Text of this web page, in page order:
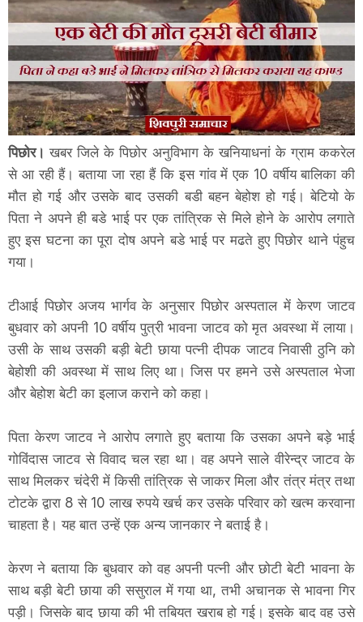
पिछोर। खबर जिले के पिछोर अनुविभाग के खनियाधनां के ग्राम ककरेल
से आ रही हैं। बताया जा रहा हैं कि इस गांव में एक 10 वर्षीय बालिका की
मौत हो गई और उसके बाद उसकी बडी बहन बेहोश हो गई। बेटियो के
पिता ने अपने ही बडे भाई पर एक तांत्रिक से मिले होने के आरोप लगाते
हुए इस घटना का पूरा दोष अपने बडे भाई पर मढते हुए पिछोर थाने पंहुच
गया।
टीआई पिछोर अजय भार्गव के अनुसार पिछोर अस्पताल में केरण जाटव
बुधवार को अपनी 10 वर्षीय पुत्री भावना जाटव को मृत अवस्था में लाया।
उसी के साथ उसकी बड़ी बेटी छाया पत्नी दीपक जाटव निवासी ठुनि को
बेहोशी की अवस्था में साथ लिए था। जिस पर हमने उसे अस्पताल भेजा
और बेहोश बेटी का इलाज कराने को कहा।
पिता केरण जाटव ने आरोप लगाते हुए बताया कि उसका अपने बड़े भाई
गोविंदास जाटव से विवाद चल रहा था। वह अपने साले वीरेन्द्र जाटव के
साथ मिलकर चंदेरी में किसी तांत्रिक से जाकर मिला और तंत्र मंत्र तथा
टोटके द्वारा 8 से 10 लाख रुपये खर्च कर उसके परिवार को खत्म करवाना
चाहता है। यह बात उन्हें एक अन्य जानकार ने बताई है।
केरण ने बताया कि बुधवार को वह अपनी पत्नी और छोटी बेटी भावना के
साथ बड़ी बेटी छाया की ससुराल में गया था, तभी अचानक से भावना गिर
पड़ी। जिसके बाद छाया की भी तबियत खराब हो गई। इसके बाद वह उसे